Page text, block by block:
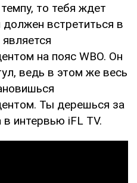
то тебя ждет
встретиться в
на пояс WBO. Он
ведь в этом же весь
Ты дерешься за
интервью iFL TV.